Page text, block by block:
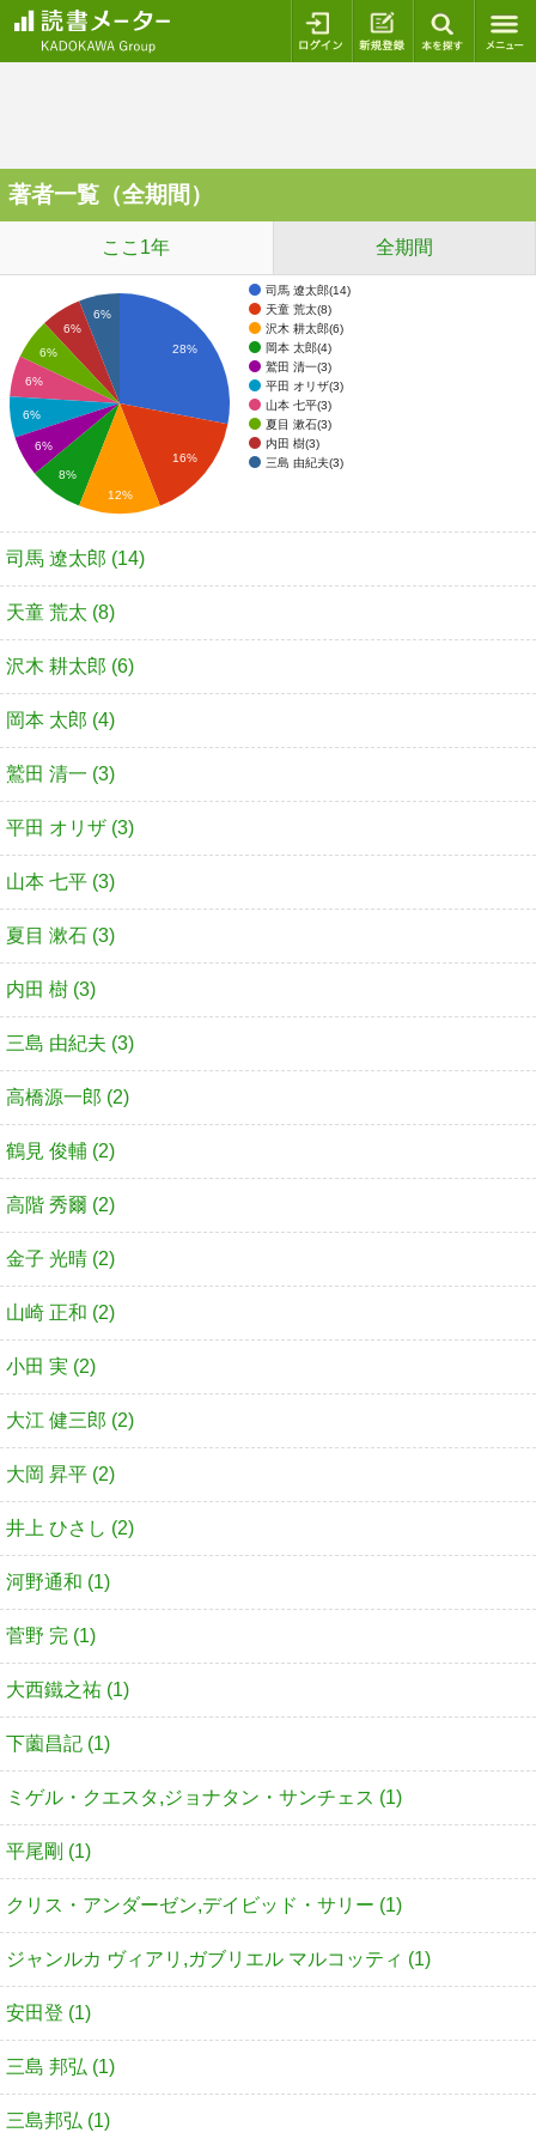
ログイン 新規登録
著者一覧（全期間）
ここ1年 全期間
司馬 遼太郎(14)
天童 荒太(8)
沢木 耕太郎(6)
岡本 太郎(4)
鷲田 清一(3)
平田 オリザ(3)
山本 七平(3)
夏目 漱石(3)
内田 樹(3)
三島 由紀夫(3)
28%
16%
6%
6%
6%
6%
6%
6%
8%
12%
司馬 遼太郎 (14)
天童 荒太 (8)
沢木 耕太郎 (6)
岡本 太郎 (4)
鷲田 清一 (3)
平田 オリザ (3)
山本 七平 (3)
夏目 漱石 (3)
内田 樹 (3)
三島 由紀夫 (3)
高橋源一郎 (2)
鶴見 俊輔 (2)
高階 秀爾 (2)
金子 光晴 (2)
山崎 正和 (2)
小田 実 (2)
大江 健三郎 (2)
大岡 昇平 (2)
井上 ひさし (2)
河野通和 (1)
菅野 完 (1)
大西鐵之祐 (1)
下薗昌記 (1)
ミゲル・クエスタ,ジョナタン・サンチェス (1)
平尾剛 (1)
クリス・アンダーゼン,デイビッド・サリー (1)
ジャンルカ ヴィアリ,ガブリエル マルコッティ (1)
安田登 (1)
三島 邦弘 (1)
三島邦弘 (1)